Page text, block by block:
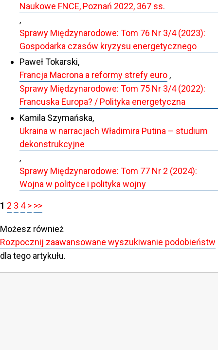
Naukowe FNCE, Poznań 2022, 367 ss.
,
Sprawy Międzynarodowe: Tom 76 Nr 3/4 (2023):
Gospodarka czasów kryzysu energetycznego
Paweł Tokarski,
Francja Macrona a reformy strefy euro ,
Sprawy Międzynarodowe: Tom 75 Nr 3/4 (2022):
Francuska Europa? / Polityka energetyczna
Kamila Szymańska,
Ukraina w narracjach Władimira Putina – studium
dekonstrukcyjne
,
Sprawy Międzynarodowe: Tom 77 Nr 2 (2024):
Wojna w polityce i polityka wojny
1 2 3 4 > >>
Możesz również
Rozpocznij zaawansowane wyszukiwanie podobieństw
dla tego artykułu.